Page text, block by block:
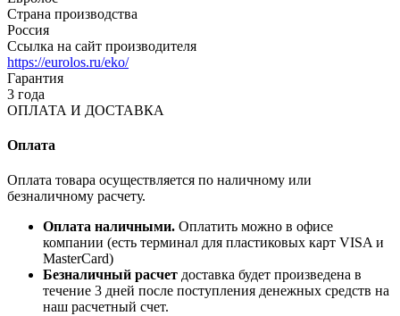
Страна производства
Россия
Ссылка на сайт производителя
https://eurolos.ru/eko/
Гарантия
3 года
ОПЛАТА И ДОСТАВКА
Оплата
Оплата товара осуществляется по наличному или
безналичному расчету.
Оплата наличными. Оплатить можно в офисе
компании (есть терминал для пластиковых карт VISA и
MasterCard)
Безналичный расчет доставка будет произведена в
течение 3 дней после поступления денежных средств на
наш расчетный счет.